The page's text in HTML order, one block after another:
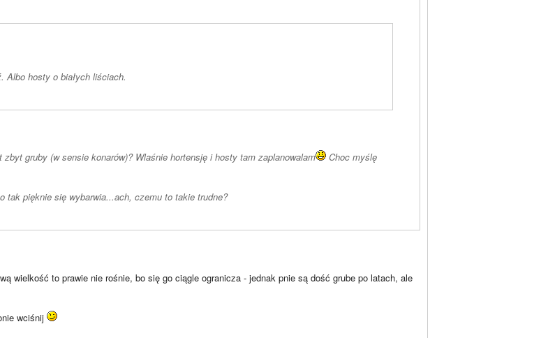
Albo hosty o białych liściach.
gruby (w sensie konarów)? Wlaśnie hortensję i hosty tam zaplanowalam
Choc myślę
tak pięknie się wybarwia...ach, czemu to takie trudne?
wielkość to prawie nie rośnie, bo się go ciągle ogranicza - jednak pnie są dość grube po latach, ale
wciśnij